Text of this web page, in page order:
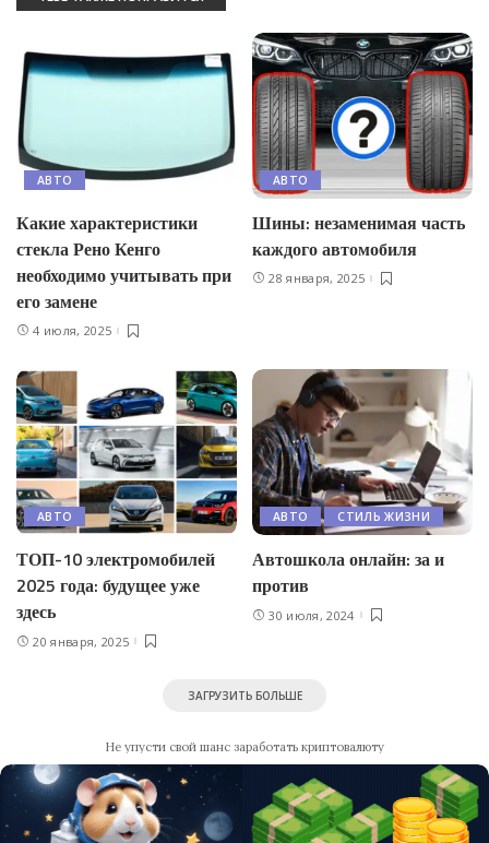
АВТО
Какие характеристики
стекла Рено Кенго
необходимо учитывать при
его замене
4 июля, 2025
АВТО
Шины: незаменимая часть
каждого автомобиля
28 января, 2025
АВТО
ТОП-10 электромобилей
2025 года: будущее уже
здесь
20 января, 2025
АВТО СТИЛЬ ЖИЗНИ
Автошкола онлайн: за и
против
30 июля, 2024
ЗАГРУЗИТЬ БОЛЬШЕ
Не упусти свой шанс заработать криптовалюту